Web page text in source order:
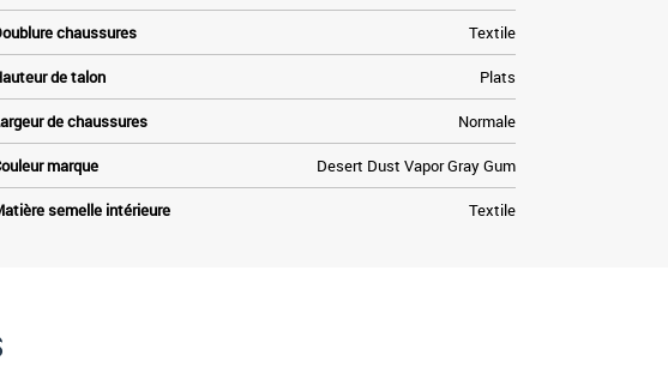
chaussures Textile
de talon Plats
de chaussures Normale
marque Desert Dust Vapor Gray Gum
semelle intérieure Textile